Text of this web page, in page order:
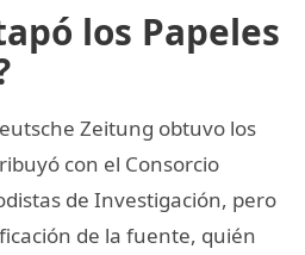
los Papeles
Zeitung obtuvo los
con el Consorcio
de Investigación, pero
de la fuente, quién